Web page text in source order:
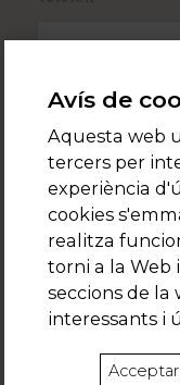
Comentaris
Avís de
Aquesta web
tercers per
experiència
cookies
realitza
torni a la Web
seccions de
interessants i